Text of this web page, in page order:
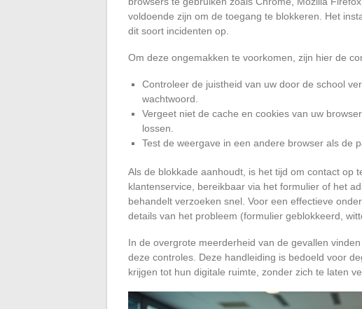
voldoende zijn om de toegang te blokkeren. Het
dit soort incidenten op.
Om deze ongemakken te voorkomen, zijn hier de
Controleer de juistheid van uw door de school
wachtwoord.
Vergeet niet de cache en cookies van uw
lossen.
Test de weergave in een andere browser als de
Als de blokkade aanhoudt, is het tijd om contact op
klantenservice, bereikbaar via het formulier of het
behandelt verzoeken snel. Voor een effectieve
details van het probleem (formulier geblokkeerd,
In de overgrote meerderheid van de gevallen
deze controles. Deze handleiding is bedoeld voor
krijgen tot hun digitale ruimte, zonder zich te laten